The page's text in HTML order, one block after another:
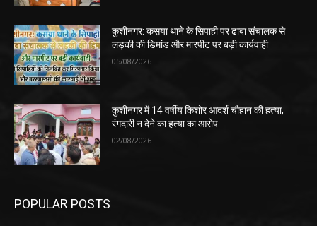
कुशीनगर: कसया थाने के सिपाही पर ढाबा संचालक से
लड़की की डिमांड और मारपीट पर बड़ी कार्यवाही
05/08/2026
कुशीनगर में 14 वर्षीय किशोर आदर्श चौहान की हत्या,
रंगदारी न देने का हत्या का आरोप
02/08/2026
POPULAR POSTS